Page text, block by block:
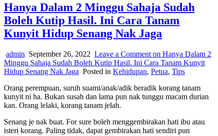
Hanya Dalam 2 Minggu Sahaja Sudah
Boleh Kutip Hasil. Ini Cara Tanam
Kunyit Hidup Senang Nak Jaga
admin September 26, 2022 Leave a Comment on Hanya Dalam 2
Minggu Sahaja Sudah Boleh Kutip Hasil. Ini Cara Tanam Kunyit
Hidup Senang Nak Jaga Posted in Kehidupan, Petua, Tips
Orang perempuan, suruh suami/anak/adik beradik korang tanam
kunyit ni ha. Bukan susah dan lama pun nak tunggu macam durian
kan. Orang lelaki, korang tanam jelah.
Senang je nak buat. For sure boleh menggembirakan hati ibu atau
isteri korang. Paling tidak, dapat gembirakan hati sendiri pun